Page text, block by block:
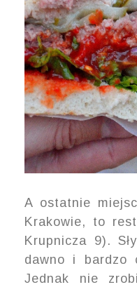
A ostatnie
Krakowie, to
Krupnicza 9).
dawno i bardzo
Jednak nie